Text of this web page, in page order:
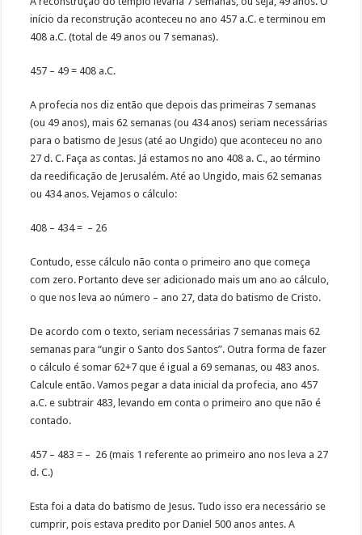
início da reconstrução aconteceu no ano 457 a.C. e terminou em
408 a.C. (total de 49 anos ou 7 semanas).
457 – 49 = 408 a.C.
A profecia nos diz então que depois das primeiras 7 semanas
(ou 49 anos), mais 62 semanas (ou 434 anos) seriam necessárias
para o batismo de Jesus (até ao Ungido) que aconteceu no ano
27 d. C. Faça as contas. Já estamos no ano 408 a. C., ao término
da reedificação de Jerusalém. Até ao Ungido, mais 62 semanas
ou 434 anos. Vejamos o cálculo:
408 – 434 = – 26
Contudo, esse cálculo não conta o primeiro ano que começa
com zero. Portanto deve ser adicionado mais um ano ao cálculo,
o que nos leva ao número – ano 27, data do batismo de Cristo.
De acordo com o texto, seriam necessárias 7 semanas mais 62
semanas para “ungir o Santo dos Santos”. Outra forma de fazer
o cálculo é somar 62+7 que é igual a 69 semanas, ou 483 anos.
Calcule então. Vamos pegar a data inicial da profecia, ano 457
a.C. e subtrair 483, levando em conta o primeiro ano que não é
contado.
457 – 483 = – 26 (mais 1 referente ao primeiro ano nos leva a 27
d. C.)
Esta foi a data do batismo de Jesus. Tudo isso era necessário se
cumprir, pois estava predito por Daniel 500 anos antes. A